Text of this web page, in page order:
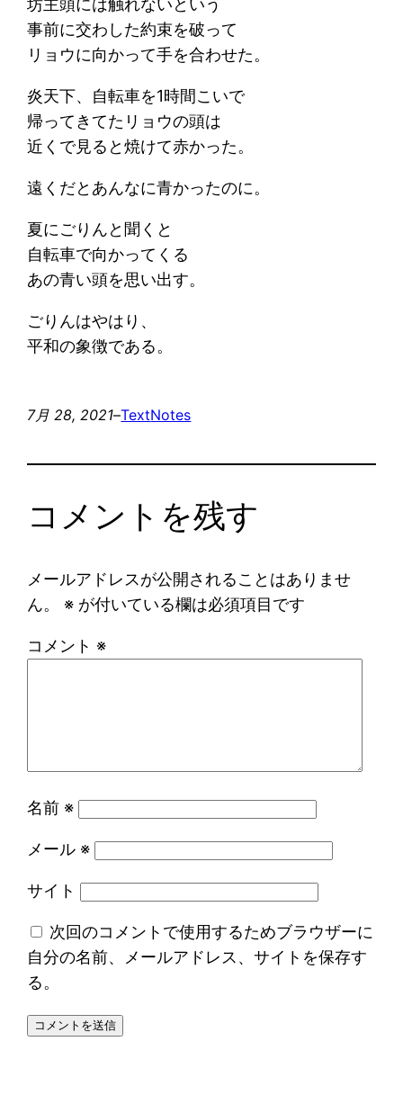
坊主頭には触れないという
事前に交わした約束を破って
リョウに向かって手を合わせた。
炎天下、自転車を1時間こいで
帰ってきてたリョウの頭は
近くで見ると焼けて赤かった。
遠くだとあんなに青かったのに。
夏にごりんと聞くと
自転車で向かってくる
あの青い頭を思い出す。
ごりんはやはり、
平和の象徴である。
7月 28, 2021–TextNotes
コメントを残す
メールアドレスが公開されることはありませ
ん。
※ が付いている欄は必須項目です
コメント ※
名前 ※
メール ※
サイト
次回のコメントで使用するためブラウザーに
自分の名前、メールアドレス、サイトを保存す
る。